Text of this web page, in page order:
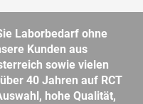
Laborbedarf ohne
Kunden aus
sowie vielen
40 Jahren auf RCT
hohe Qualität,